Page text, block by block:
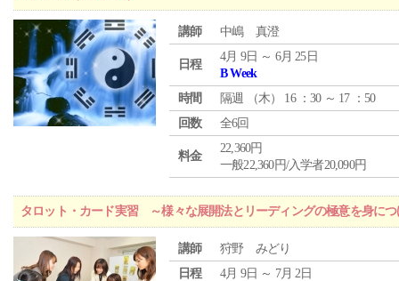
講師 中嶋 真澄
日程
4月 9日 ～ 6月 25日
B Week
時間
隔週 （木） 16 ：30 ～ 17 ：50
回数
全6回
料金
22,360円
一般22,360円/入学者20,090円
タロット・カード実習 ～様々な展開法とリーディングの極意を身につ
講師
狩野 みどり
日程
4月 9日 ～ 7月 2日